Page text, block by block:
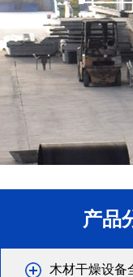
产品
木材干燥设备